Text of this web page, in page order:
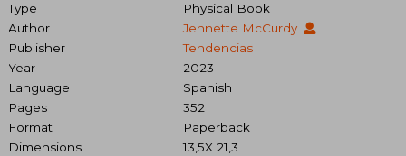
Type
Physical Book
Author
Jennette McCurdy
Publisher
Tendencias
Year
2023
Language
Spanish
Pages
352
Format
Paperback
Dimensions
13,5X 21,3